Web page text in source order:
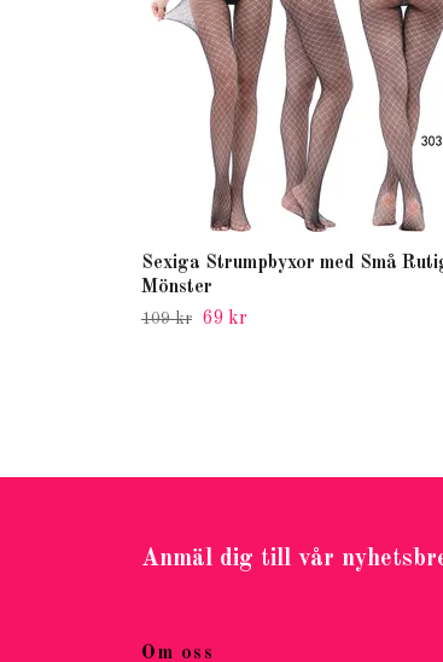
Sexiga Strumpbyxor med Små
Mönster
109 kr 69 kr
Anmäl dig till vår
Om oss